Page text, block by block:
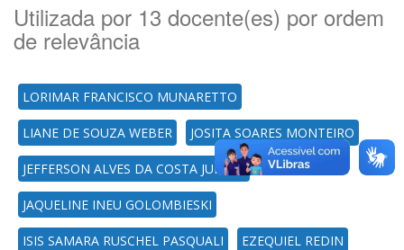
Utilizada por 13 docente(es) por ordem
de relevância
LORIMAR FRANCISCO MUNARETTO
LIANE DE SOUZA WEBER JOSITA SOARES MONTEIRO
JEFFERSON ALVES DA COSTA JUNIOR
JAQUELINE INEU GOLOMBIESKI
ISIS SAMARA RUSCHEL PASQUALI EZEQUIEL REDIN